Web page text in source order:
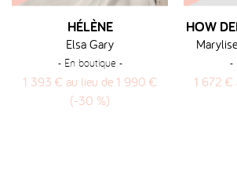
HÉLÈNE
Elsa Gary
- En boutique -
1 393 € au lieu de 1 990 €
(-30 %)
HOW
-
1 672 €